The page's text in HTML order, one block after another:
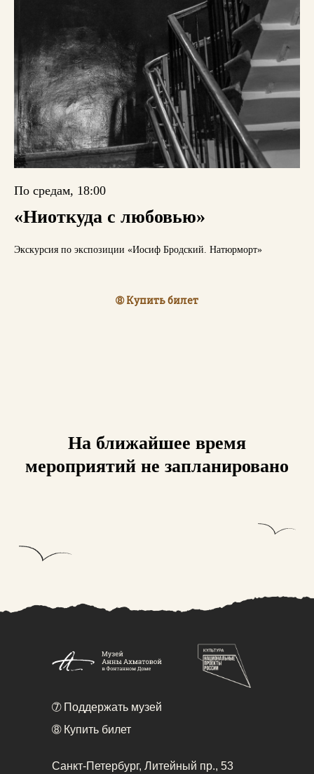
По средам, 18:00
«Ниоткуда с любовью»
Экскурсия по экспозиции «Иосиф Бродский. Натюрморт»
➇ Купить билет
На ближайшее время
мероприятий не запланировано
Санкт-Петербург, Литейный пр., 53
➆Поддержать музей
➇Купить билет